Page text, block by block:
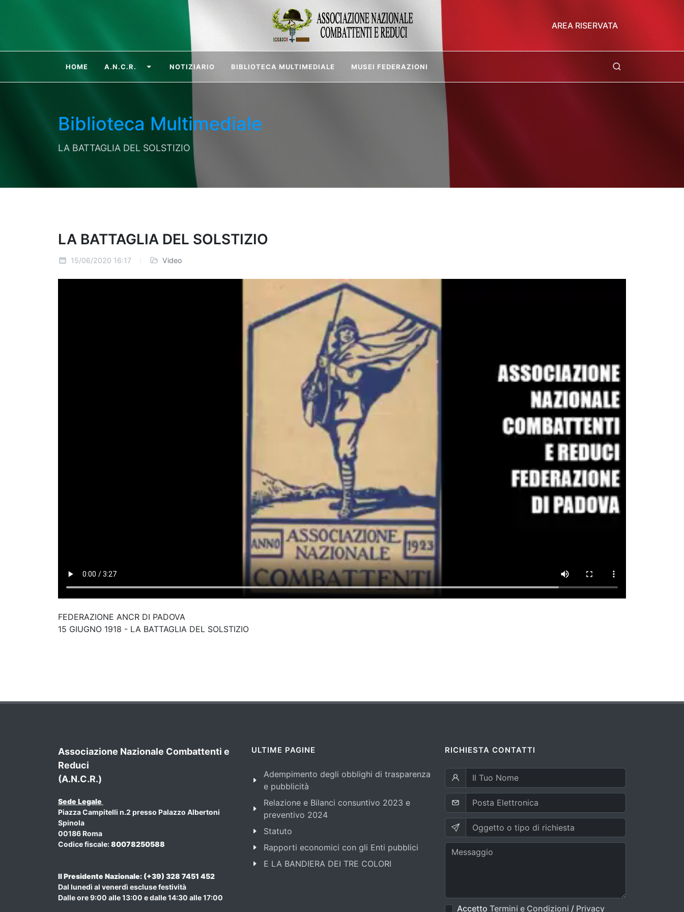
AREA RISERVATA
HOME A.N.C.R. NOTIZIARIO BIBLIOTECA MULTIMEDIALE MUSEI FEDERAZIONI
Biblioteca Multimediale
LA BATTAGLIA DEL SOLSTIZIO
LA BATTAGLIA DEL SOLSTIZIO
15/06/2020 16:17 Video
FEDERAZIONE ANCR DI PADOVA
15 GIUGNO 1918 - LA BATTAGLIA DEL SOLSTIZIO
Associazione Nazionale Combattenti e
Reduci
(A.N.C.R.)
Sede Legale
Piazza Campitelli n.2 presso Palazzo Albertoni
Spinola
00186 Roma
Codice fiscale:80078250588
Il Presidente Nazionale: (+39) 328 7451 452
Dal lunedì al venerdì escluse festività
Dalle ore 9:00 alle 13:00 e dalle 14:30 alle 17:00
ULTIME PAGINE
Adempimento degli obblighi di trasparenza
e pubblicità
Relazione e Bilanci consuntivo 2023 e
preventivo 2024
Statuto
Rapporti economici con gli Enti pubblici
E LA BANDIERA DEI TRE COLORI
RICHIESTA CONTATTI
Accetto Termini e Condizioni / Privacy